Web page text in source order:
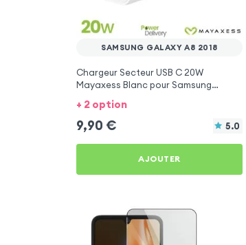
SAMSUNG GALAXY A8 2018
Chargeur Secteur USB C 20W
Mayaxess Blanc pour Samsung
Galaxy A8 2018
+ 2 option
9,90 € 5.0
AJOUTER